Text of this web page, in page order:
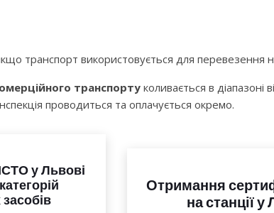
транспорт використовується для перевезення
транспортуколивається в
проводиться та оплачується окремо.
у Львові
Отримання
на станції у